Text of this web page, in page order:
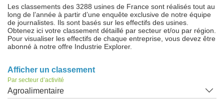
Les classements des 3288 usines de France sont réalisés tout au
long de l’année à partir d’une enquête exclusive de notre équipe
de journalistes. Ils sont basés sur les effectifs des usines.
Obtenez ici votre classement détaillé par secteur et/ou par région.
Pour visualiser les effectifs de chaque entreprise, vous devez être
abonné à notre offre Industrie Explorer.
Afficher un classement
Par secteur d’activité
Agroalimentaire